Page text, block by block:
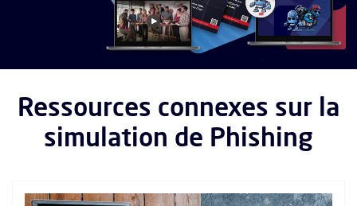
Ressources connexes sur la
simulation de Phishing